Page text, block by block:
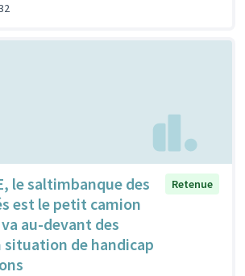
le saltimbanque des
est le petit camion
au-devant des
situation de handicap
Retenue